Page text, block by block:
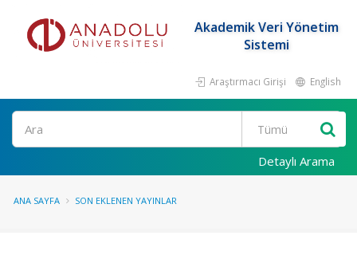
Akademik Veri Yönetim
Sistemi
Araştırmacı Girişi English
Ara
Detaylı Arama
ANA SAYFA SON EKLENEN YAYINLAR